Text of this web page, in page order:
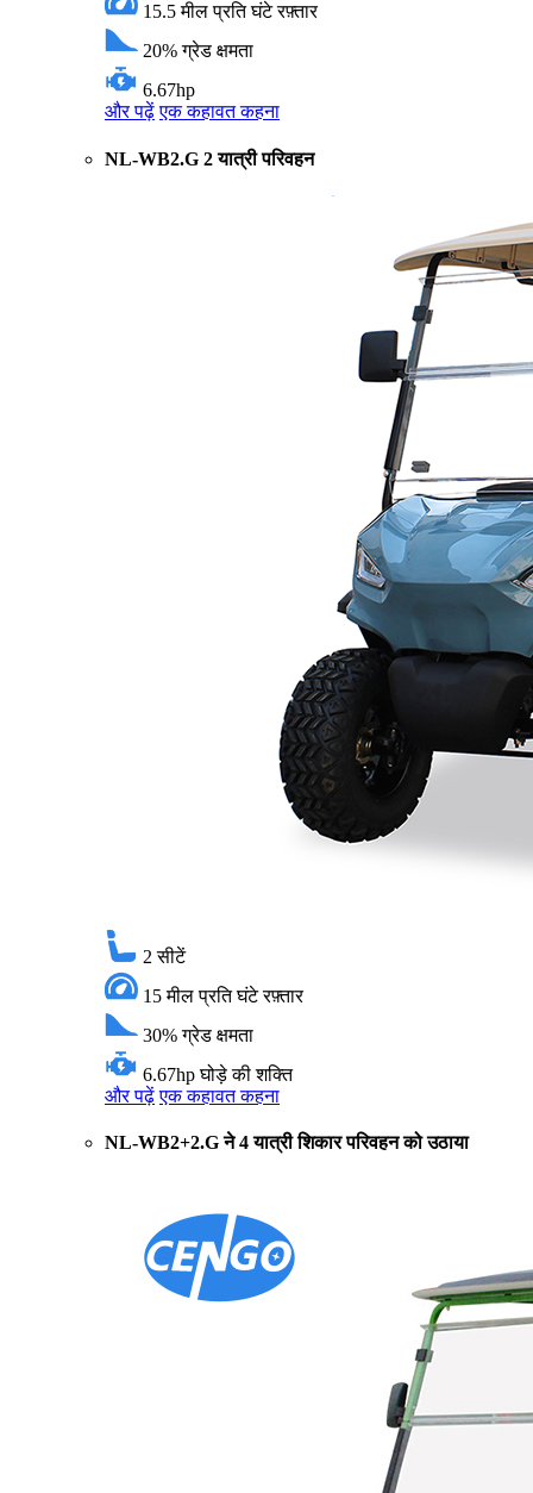
15.5 मील प्रति घंटे रफ़्तार
20% ग्रेड क्षमता
6.67hp
और पढ़ें एक कहावत कहना
NL-WB2.G 2 यात्री परिवहन
2 सीटें
15 मील प्रति घंटे रफ़्तार
30% ग्रेड क्षमता
6.67hp घोड़े की शक्ति
और पढ़ें एक कहावत कहना
NL-WB2+2.G ने 4 यात्री शिकार परिवहन को उठाया